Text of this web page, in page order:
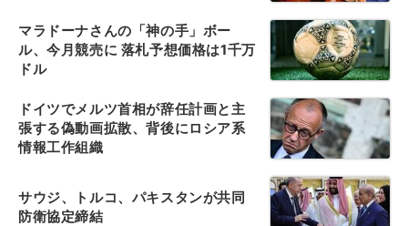
マラドーナさんの「神の手」ボー
ル、今月競売に 落札予想価格は1千万
ドル
ドイツでメルツ首相が辞任計画と主
張する偽動画拡散、背後にロシア系
情報工作組織
サウジ、トルコ、パキスタンが共同
防衛協定締結